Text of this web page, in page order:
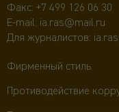
Факс: +7 499 126 06 30
E-mail: ia.ras@mail.ru
Для журналистов:
Фирменный стиль
Противодействие